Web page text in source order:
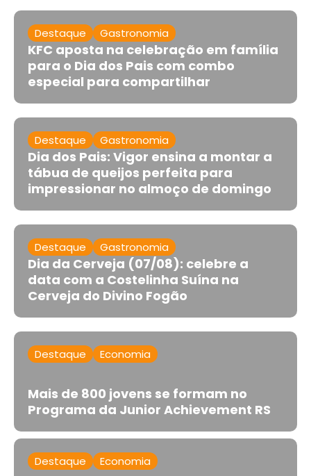
Destaque Gastronomia
KFC aposta na celebração em família
para o Dia dos Pais com combo
especial para compartilhar
Destaque Gastronomia
Dia dos Pais: Vigor ensina a montar a
tábua de queijos perfeita para
impressionar no almoço de domingo
Destaque Gastronomia
Dia da Cerveja (07/08): celebre a
data com a Costelinha Suína na
Cerveja do Divino Fogão
Destaque Economia
Mais de 800 jovens se formam no
Programa da Junior Achievement RS
Destaque Economia